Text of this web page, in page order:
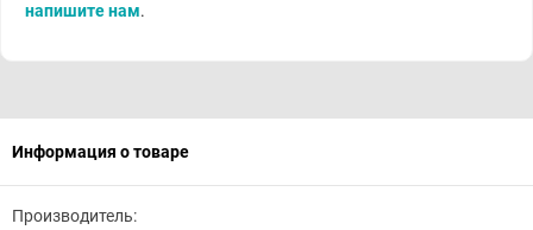
напишите нам.
Информация о товаре
Производитель: